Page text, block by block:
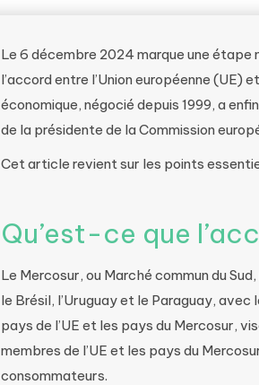
Le 6 décembre 2024 marque une étape
l’accord entre l’Union européenne
économique, négocié depuis 1999, a
de la présidente de la Commission
Cet article revient sur les points
Qu’est-ce que
Le Mercosur, ou Marché commun du
le Brésil, l’Uruguay et le Paraguay,
pays de l’UE et les pays du Mercosur,
membres de l’UE et les pays du
consommateurs.